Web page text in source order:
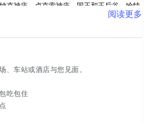
克神庙、卢克索神庙、国王和王后谷、哈特
雕像、埃德夫神庙、考姆翁布神庙、阿斯旺
阅读更多
、车站或酒店与您见面。
吃包住